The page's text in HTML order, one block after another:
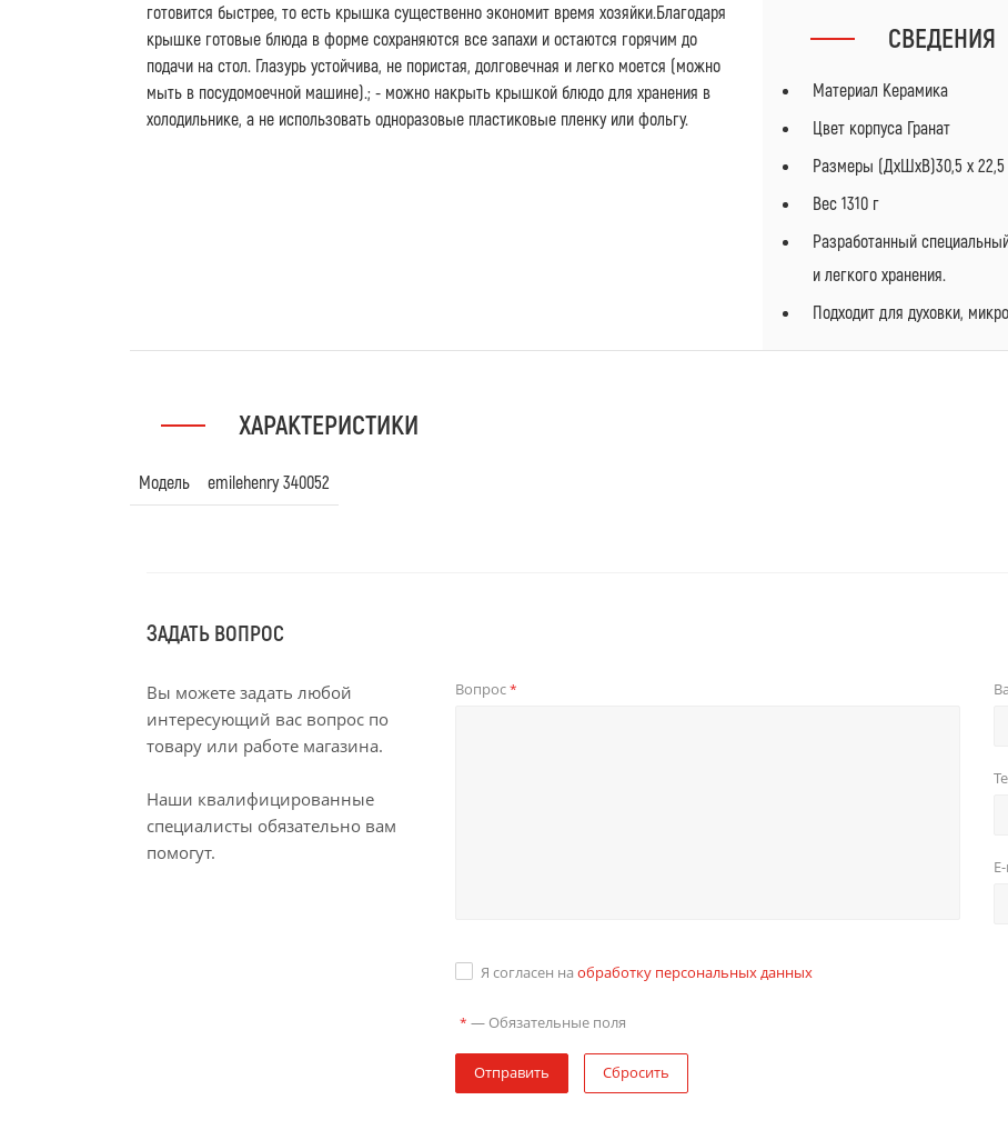
готовится быстрее, то есть крышка существенно экономит время хозяйки.Благодаря
крышке готовые блюда в форме сохраняются все запахи и остаются горячим до
подачи на стол. Глазурь устойчива, не пористая, долговечная и легко моется (можно
мыть в посудомоечной машине).; - можно накрыть крышкой блюдо для хранения в
холодильнике, а не использовать одноразовые пластиковые пленку или фольгу.
СВЕДЕНИЯ
Материал Керамика
Цвет корпуса Гранат
Размеры (ДхШхВ)30,5 x 22,5
Вес 1310 г
Разработанный
и легкого хранения.
Подходит для духовки,
ХАРАКТЕРИСТИКИ
Модель emilehenry 340052
ЗАДАТЬ ВОПРОС
Вы можете задать любой
интересующий вас вопрос по
товару или работе магазина.
Наши квалифицированные
специалисты обязательно вам
помогут.
Вопрос*
Я согласен на обработку персональных данных
* — Обязательные поля
Отправить Сбросить